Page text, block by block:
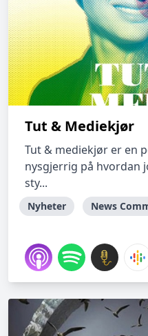
Tut & Mediekjør
Tut & mediekjør er en
nysgjerrig på hvordan
sty...
Nyheter News